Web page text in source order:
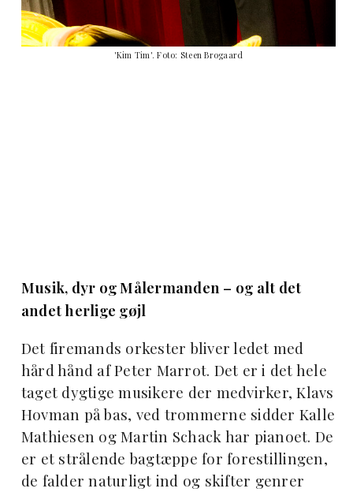
'Kim Tim'. Foto: Steen Brogaard
Musik, dyr og Målermanden – og alt det
andet herlige gøjl
Det firemands orkester bliver ledet med
hård hånd af Peter Marrot. Det er i det hele
taget dygtige musikere der medvirker, Klavs
Hovman på bas, ved trommerne sidder Kalle
Mathiesen og Martin Schack har pianoet. De
er et strålende bagtæppe for forestillingen,
de falder naturligt ind og skifter genrer